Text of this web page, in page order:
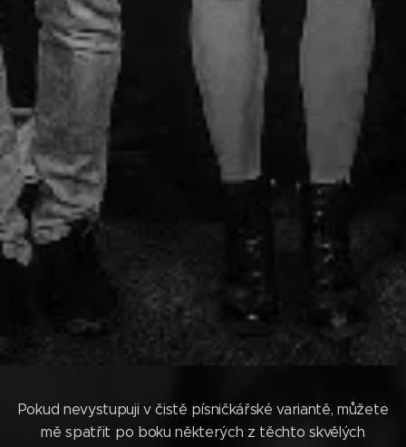
Pokud nevystupuji v čistě písničkářské variantě, můžete
mě spatřit po boku některých z těchto skvělých